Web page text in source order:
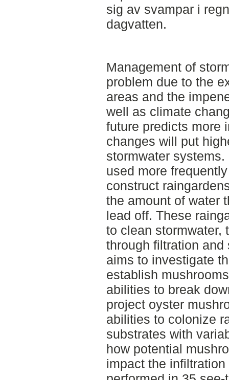
sig av svampar i
dagvatten.
Management of
problem due to the
areas and the
well as climate
future predicts more
changes will put
stormwater
used more
construct
the amount of water
lead off. These
to clean stormwater,
through filtration
aims to investigate
establish
abilities to break
project oyster
abilities to colonize
substrates with
how potential
impact the